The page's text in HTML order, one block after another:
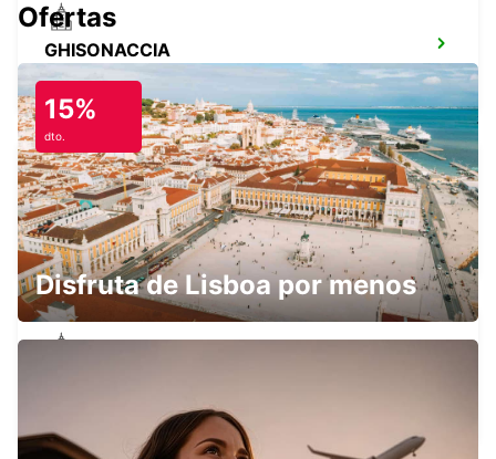
GHISONACCIA
GHISONACCIA - FRANCE
PORTICCIO
PORTICCIO - FRANCE
Ofertas
15%
dto.
Disfruta de Lisboa por menos